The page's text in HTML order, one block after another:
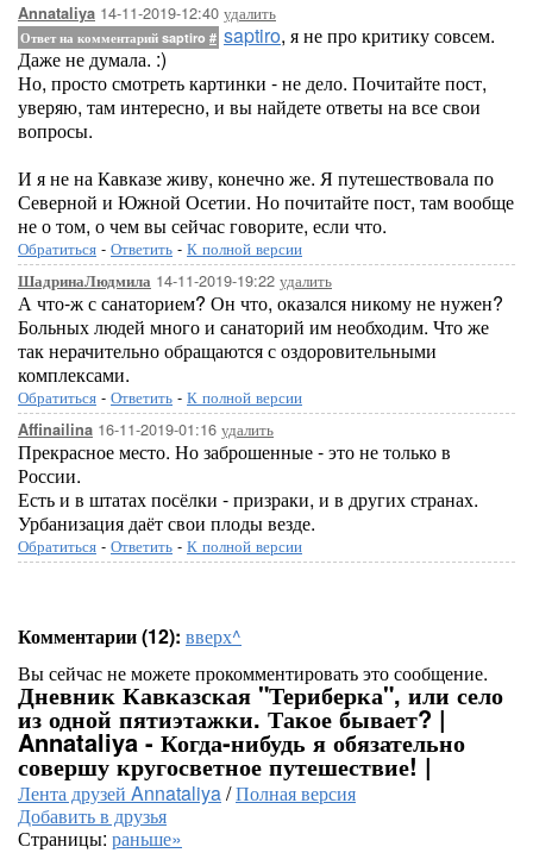
Annataliya 14-11-2019-12:40 удалить
Ответ на комментарий saptiro # saptiro, я не про критику совсем.
Даже не думала. :)
Но, просто смотреть картинки - не дело. Почитайте пост,
уверяю, там интересно, и вы найдете ответы на все свои
вопросы.
И я не на Кавказе живу, конечно же. Я путешествовала по
Северной и Южной Осетии. Но почитайте пост, там вообще
не о том, о чем вы сейчас говорите, если что.
Обратиться - Ответить - К полной версии
ШадринаЛюдмила 14-11-2019-19:22 удалить
А что-ж с санаторием? Он что, оказался никому не нужен?
Больных людей много и санаторий им необходим. Что же
так нерачительно обращаются с оздоровительными
комплексами.
Обратиться - Ответить - К полной версии
Affinailina 16-11-2019-01:16 удалить
Прекрасное место. Но заброшенные - это не только в
России.
Есть и в штатах посёлки - призраки, и в других странах.
Урбанизация даёт свои плоды везде.
Обратиться - Ответить - К полной версии
Комментарии (12): вверх^
Вы сейчас не можете прокомментировать это сообщение.
Дневник Кавказская "Териберка", или село
из одной пятиэтажки. Такое бывает? |
Annataliya - Когда-нибудь я обязательно
совершу кругосветное путешествие! |
Лента друзей Annataliya/Полная версия
Добавить в друзья
Страницы: раньше»